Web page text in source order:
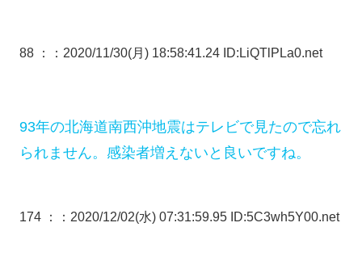
88 ： ：2020/11/30(月) 18:58:41.24 ID:LiQTlPLa0.net
93年の北海道南西沖地震はテレビで見たので忘れ
られません。感染者増えないと良いですね。
174 ： ：2020/12/02(水) 07:31:59.95 ID:5C3wh5Y00.net